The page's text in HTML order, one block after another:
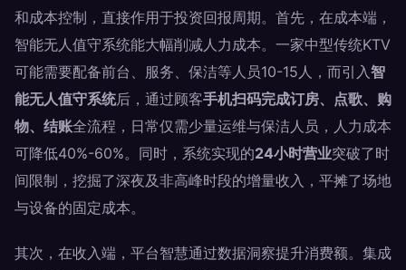
和成本控制，直接作用于投资回报周期。首先，在成本端，
智能无人值守系统能大幅削减人力成本。一家中型传统KTV
可能需要配备前台、服务、保洁等人员10-15人，而引入智
能无人值守系统后，通过顾客手机扫码完成订房、点歌、购
物、结账全流程，日常仅需少量运维与保洁人员，人力成本
可降低40%-60%。同时，系统实现的24小时营业突破了时
间限制，挖掘了深夜及非高峰时段的增量收入，平摊了场地
与设备的固定成本。
其次，在收入端，平台智慧通过数据洞察提升消费额。集成